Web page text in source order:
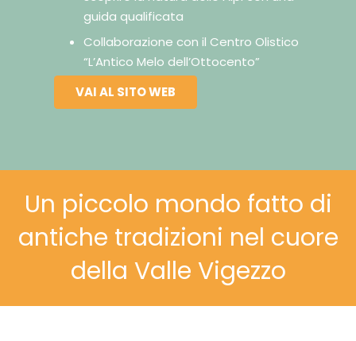
guida qualificata
Collaborazione con il Centro Olistico
“L’Antico Melo dell’Ottocento”
VAI AL SITO WEB
Un piccolo mondo fatto di
antiche tradizioni nel cuore
della Valle Vigezzo